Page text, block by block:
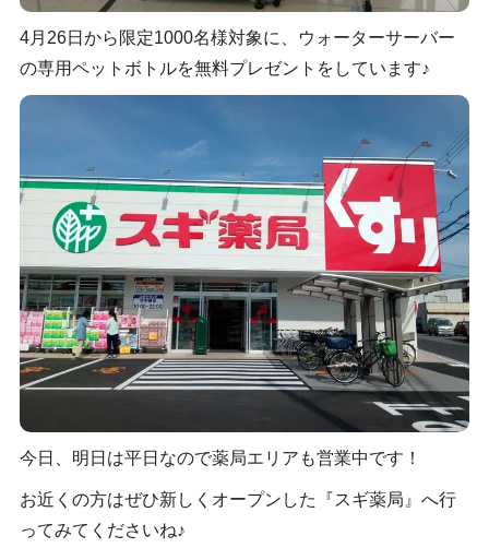
4月26日から限定1000名様対象に、ウォーターサーバー
の専用ペットボトルを無料プレゼントをしています♪
今日、明日は平日なので薬局エリアも営業中です！
お近くの方はぜひ新しくオープンした『スギ薬局』へ行
ってみてくださいね♪